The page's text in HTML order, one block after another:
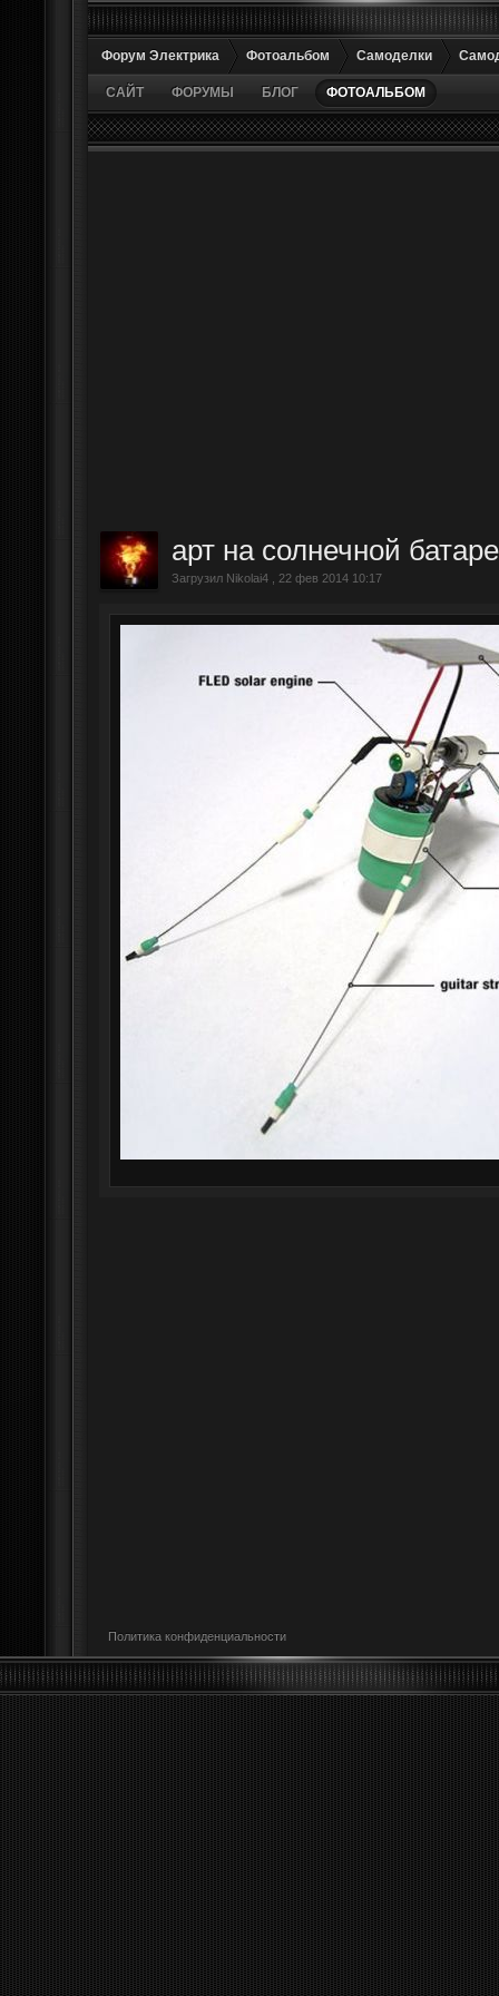
Форум Электрика Фотоальбом Самоделки
САЙТ ФОРУМЫ БЛОГ ФОТОАЛЬБОМ
арт на солнечной
Загрузил Nikolai4 , 22 фев 2014 10:17
Политика конфиденциальности